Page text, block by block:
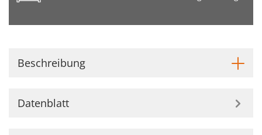
Beschreibung
Datenblatt